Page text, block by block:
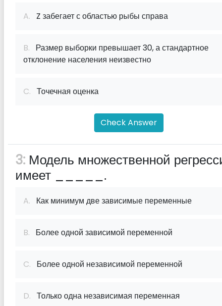
A. Z забегает с областью рыбы справа
B. Размер выборки превышает 30, а стандартное
отклонение населения неизвестно
C. Точечная оценка
Check Answer
3: Модель множественной
имеет _____.
A. Как минимум две зависимые переменные
B. Более одной зависимой переменной
C. Более одной независимой переменной
D. Только одна независимая переменная